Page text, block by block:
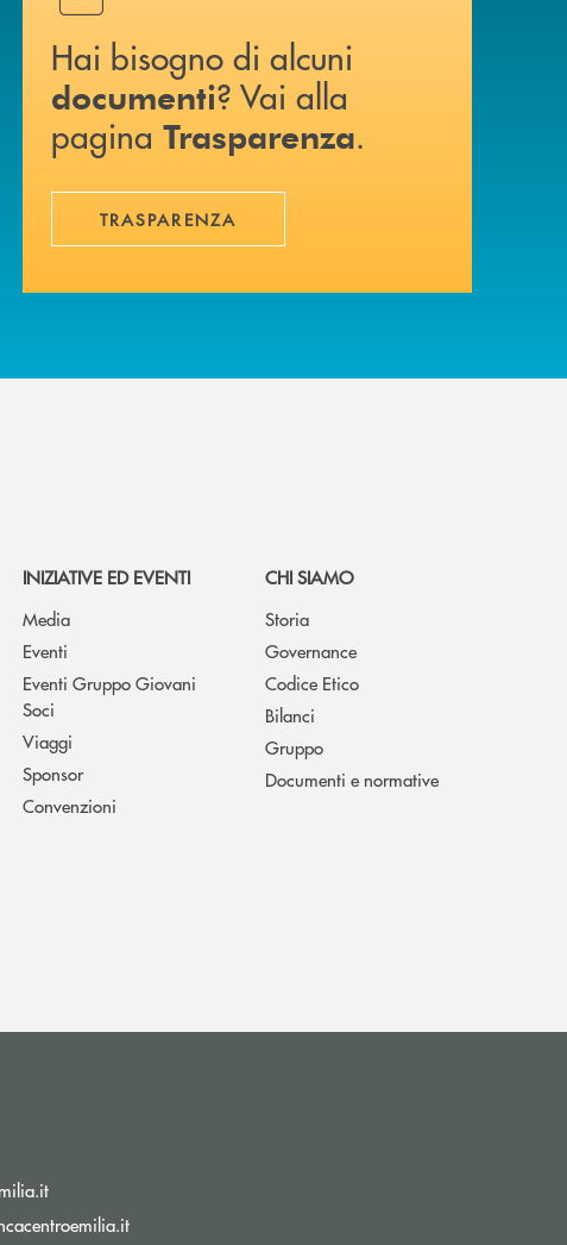
Hai bisogno di alcuni
documenti? Vai alla
pagina Trasparenza.
TRASPARENZA
INIZIATIVE ED EVENTI
Media
Eventi
Eventi Gruppo Giovani
Soci
Viaggi
Sponsor
Convenzioni
CHI SIAMO
Storia
Governance
Codice Etico
Bilanci
Gruppo
Documenti e normative
(si apre l’app di posta elettronica)
(si apre l’app di posta elettronica)